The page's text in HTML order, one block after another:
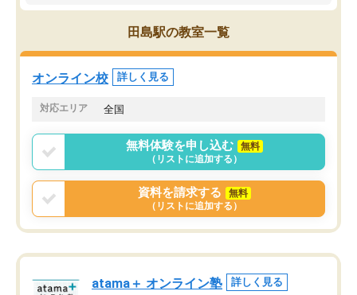
のも重宝しています。
田島駅の教室一覧
オンライン校 詳しく見る
対応エリア 全国
無料体験を申し込む
無料
（リストに追加する）
資料を請求する
無料
（リストに追加する）
atama＋ オンライン塾 詳しく見る